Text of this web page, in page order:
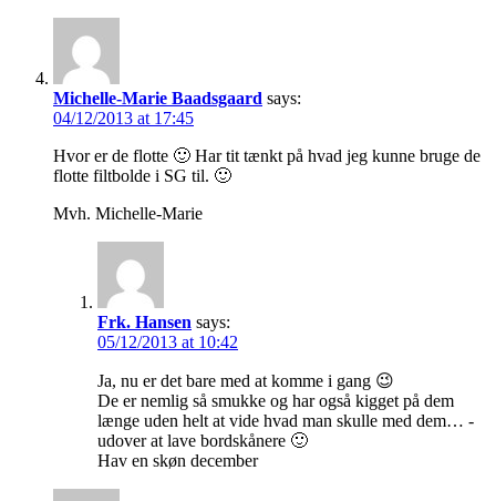
Michelle-Marie Baadsgaard says:
04/12/2013 at 17:45
Hvor er de flotte 🙂 Har tit tænkt på hvad jeg kunne bruge de
flotte filtbolde i SG til. 🙂
Mvh. Michelle-Marie
Frk. Hansen says:
05/12/2013 at 10:42
Ja, nu er det bare med at komme i gang 😉
De er nemlig så smukke og har også kigget på dem
længe uden helt at vide hvad man skulle med dem… -
udover at lave bordskånere 🙂
Hav en skøn december